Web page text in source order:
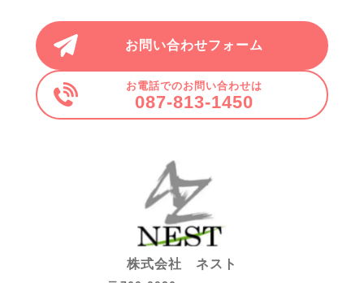
株式会社 ネスト
お問い合わせフォーム
お電話でのお問い合わせは
087-813-1450